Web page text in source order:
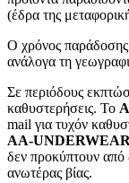
(έδρα της
Ο χρόνος παράδοσης
ανάλογα τη
Σε περιόδους
καθυστερήσεις. Το
mail για τυχόν
AA-
δεν προκύπτουν από
ανωτέρας βίας.